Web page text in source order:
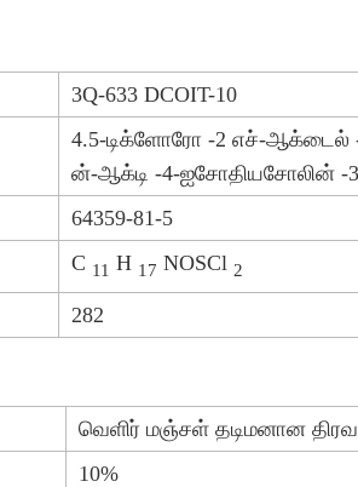
3Q-633 DCOIT-10
4.5-டிக்ளோரோ -2 எச்-ஆக்டைல்
ன்-ஆக்டி -4-ஐசோதியசோலின் -
64359-81-5
C 11 H 17 NOSCl 2
282
வெளிர் மஞ்சள் தடிமனான
10%